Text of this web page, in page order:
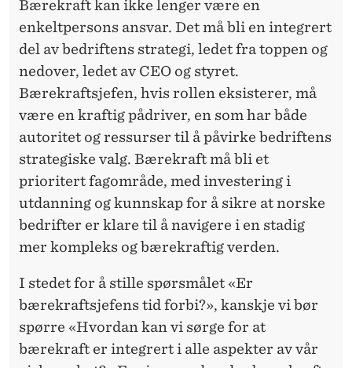
Bærekraft kan ikke lenger være en
enkeltpersons ansvar. Det må bli en integrert
del av bedriftens strategi, ledet fra toppen og
nedover, ledet av CEO og styret.
Bærekraftsjefen, hvis rollen eksisterer, må
være en kraftig pådriver, en som har både
autoritet og ressurser til å påvirke bedriftens
strategiske valg. Bærekraft må bli et
prioritert fagområde, med investering i
utdanning og kunnskap for å sikre at norske
bedrifter er klare til å navigere i en stadig
mer kompleks og bærekraftig verden.
I stedet for å stille spørsmålet «Er
bærekraftsjefens tid forbi?», kanskje vi bør
spørre «Hvordan kan vi sørge for at
bærekraft er integrert i alle aspekter av vår